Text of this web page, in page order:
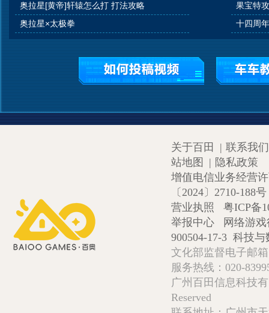
奥拉星[黄帝]轩辕怎么打 打法攻略
奥拉星×太极拳
果宝特
十四周
关于百田 | 联系我们
站地图
| 隐私政策
增值电信业务经营
〔2024〕2710-188号
营业执照
粤ICP备
举报中心
网络游
900504-17-3 科技与
文化部监督电子邮
服务热线：020-
广州百田信息科技
Reserved